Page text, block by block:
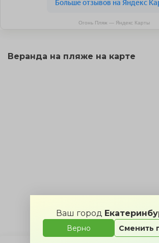
Ваш город
Верно Сменить
Огонь Пляж — Яндекс Карты
Веранда на пляже на карте